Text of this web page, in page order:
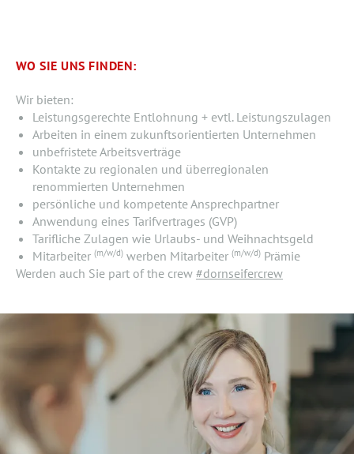
WO SIE UNS FINDEN:
Wir bieten:
Leistungsgerechte Entlohnung + evtl. Leistungszulagen
Arbeiten in einem zukunftsorientierten Unternehmen
unbefristete Arbeitsverträge
Kontakte zu regionalen und überregionalen
renommierten Unternehmen
persönliche und kompetente Ansprechpartner
Anwendung eines Tarifvertrages (GVP)
Tarifliche Zulagen wie Urlaubs- und Weihnachtsgeld
Mitarbeiter (m/w/d)werben Mitarbeiter (m/w/d)Prämie
Werden auch Sie part of the crew #dornseifercrew